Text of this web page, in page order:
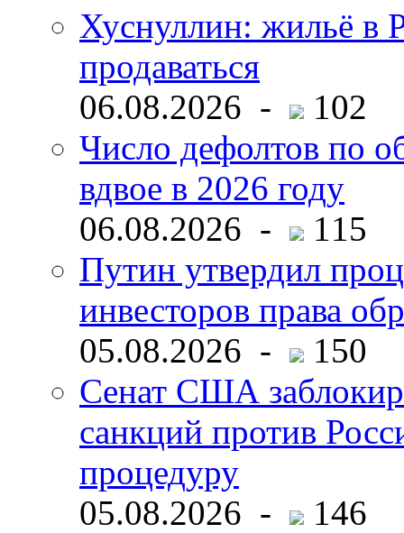
Хуснуллин: жильё в
продаваться
06.08.2026 -
102
Число дефолтов по
вдвое в 2026 году
06.08.2026 -
115
Путин утвердил
инвесторов права
05.08.2026 -
150
Сенат США
санкций против
процедуру
05.08.2026 -
146